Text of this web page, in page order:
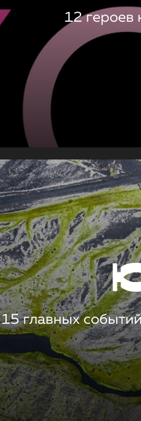
12 героев
15 главных